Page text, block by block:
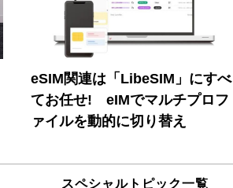
eSIM関連は「LibeSIM」にすべ
てお任せ! eIMでマルチプロフ
ァイルを動的に切り替え
スペシャルトピック一覧